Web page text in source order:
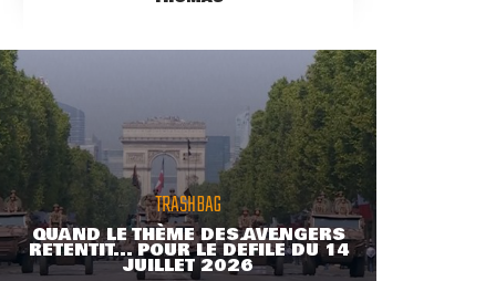
TRASHBAG
QUAND LE THÈME DES AVENGERS
RETENTIT... POUR LE DÉFILÉ DU 14
JUILLET 2026